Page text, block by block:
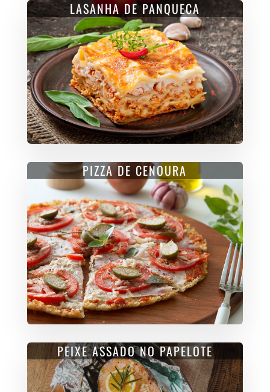
LASANHA DE PANQUECA
PIZZA DE CENOURA
PEIXE ASSADO NO PAPELOTE